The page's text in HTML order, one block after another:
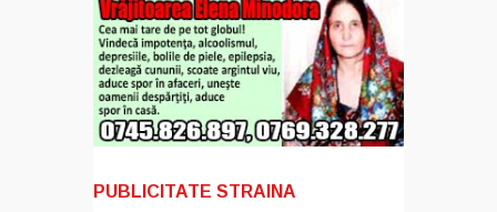
PUBLICITATE STRAINA